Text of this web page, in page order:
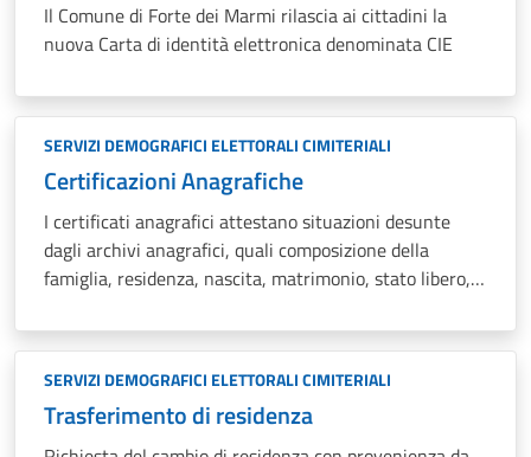
Il Comune di Forte dei Marmi rilascia ai cittadini la
nuova Carta di identità elettronica denominata CIE
SERVIZI DEMOGRAFICI ELETTORALI CIMITERIALI
Certificazioni Anagrafiche
I certificati anagrafici attestano situazioni desunte
dagli archivi anagrafici, quali composizione della
famiglia, residenza, nascita, matrimonio, stato libero,
SERVIZI DEMOGRAFICI ELETTORALI CIMITERIALI
Trasferimento di residenza